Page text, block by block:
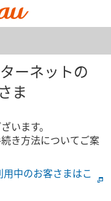
ーネットの
ま
います。
き方法についてご案
中のお客さまはこ